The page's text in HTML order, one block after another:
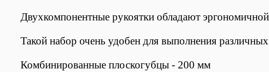
Двухкомпонентные рукоятки обладают
Такой набор очень удобен для выполнения
Комбинированные плоскогубцы - 200 мм